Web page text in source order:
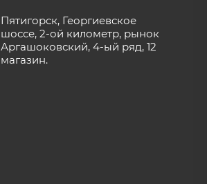
Пятигорск, Георгиевское
шоссе, 2-ой километр, рынок
Аргашоковский, 4-ый ряд, 12
магазин.